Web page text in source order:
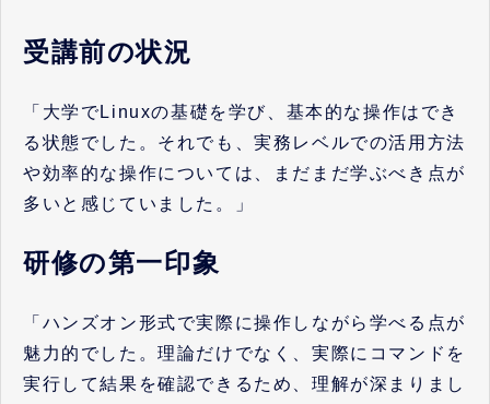
受講前の状況
「大学でLinuxの基礎を学び、基本的な操作はでき
る状態でした。それでも、実務レベルでの活用方法
や効率的な操作については、まだまだ学ぶべき点が
多いと感じていました。」
研修の第一印象
「ハンズオン形式で実際に操作しながら学べる点が
魅力的でした。理論だけでなく、実際にコマンドを
実行して結果を確認できるため、理解が深まりまし